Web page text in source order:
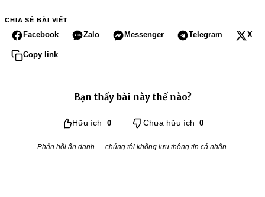
CHIA SẺ BÀI VIẾT
Facebook Zalo Messenger Telegram X
Copy link
Bạn thấy bài này thế nào?
Hữu ích 0 Chưa hữu ích 0
Phản hồi ẩn danh — chúng tôi không lưu thông tin cá nhân.